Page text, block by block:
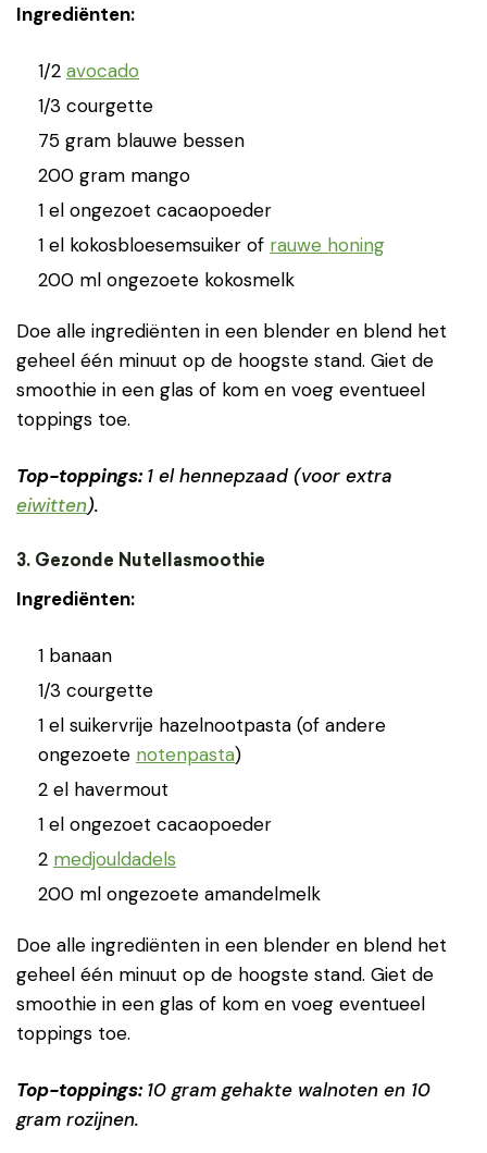
Ingrediënten:
1/2 avocado
1/3 courgette
75 gram blauwe bessen
200 gram mango
1 el ongezoet cacaopoeder
1 el kokosbloesemsuiker of rauwe honing
200 ml ongezoete kokosmelk
Doe alle ingrediënten in een blender en blend het
geheel één minuut op de hoogste stand. Giet de
smoothie in een glas of kom en voeg eventueel
toppings toe.
Top-toppings: 1 el hennepzaad (voor extra
eiwitten).
3. Gezonde Nutellasmoothie
Ingrediënten:
1 banaan
1/3 courgette
1 el suikervrije hazelnootpasta (of andere
ongezoete notenpasta)
2 el havermout
1 el ongezoet cacaopoeder
2 medjouldadels
200 ml ongezoete amandelmelk
Doe alle ingrediënten in een blender en blend het
geheel één minuut op de hoogste stand. Giet de
smoothie in een glas of kom en voeg eventueel
toppings toe.
Top-toppings: 10 gram gehakte walnoten en 10
gram rozijnen.